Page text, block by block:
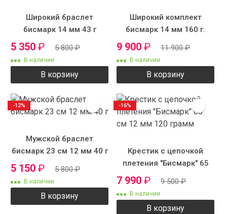
Широкий браслет
бисмарк 14 мм 43 г
5 350 ₽ 5 800₽
В наличии
В корзину
Широкий комплект
бисмарк 14 мм 160 г.
9 900 ₽ 11 900₽
В наличии
В корзину
Мужской браслет
бисмарк 23 см 12 мм 40 г
5 150 ₽ 5 800₽
В наличии
В корзину
-12%
Крестик с цепочкой
плетения "Бисмарк" 65
см 12 мм 120 грамм
7 990 ₽ 9 500₽
В наличии
В корзину
-16%